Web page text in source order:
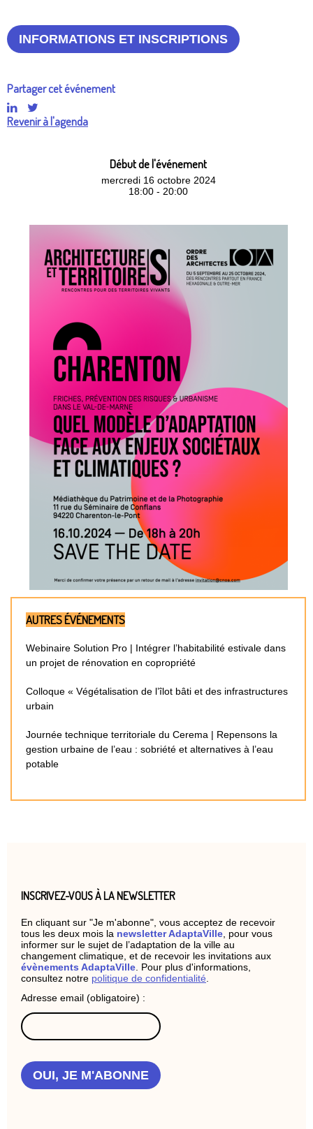
INFORMATIONS ET INSCRIPTIONS
Partager cet événement
Revenir à l'agenda
Début de l'événement
mercredi 16 octobre 2024
18:00 - 20:00
AUTRES ÉVÉNEMENTS
Webinaire Solution Pro | Intégrer l’habitabilité estivale dans
un projet de rénovation en copropriété
Colloque « Végétalisation de l’îlot bâti et des infrastructures
urbain
Journée technique territoriale du Cerema | Repensons la
gestion urbaine de l’eau : sobriété et alternatives à l’eau
potable
INSCRIVEZ-VOUS À LA NEWSLETTER
En cliquant sur "Je m'abonne", vous acceptez de recevoir
tous les deux mois la newsletter AdaptaVille , pour vous
informer sur le sujet de l’adaptation de la ville au
changement climatique, et de recevoir les invitations aux
évènements AdaptaVille . Pour plus d'informations,
consultez notre politique de confidentialité
Adresse email (obligatoire) :
OUI, JE M'ABONNE